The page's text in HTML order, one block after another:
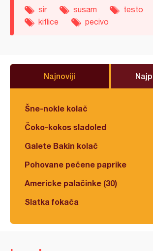
sir susam
testo
kiflice
pecivo
Najnoviji
Šne-nokle kolač
Čoko-kokos sladoled
Galete Bakin kolač
Pohovane pečene paprike
Americke palačinke (30)
Slatka fokača